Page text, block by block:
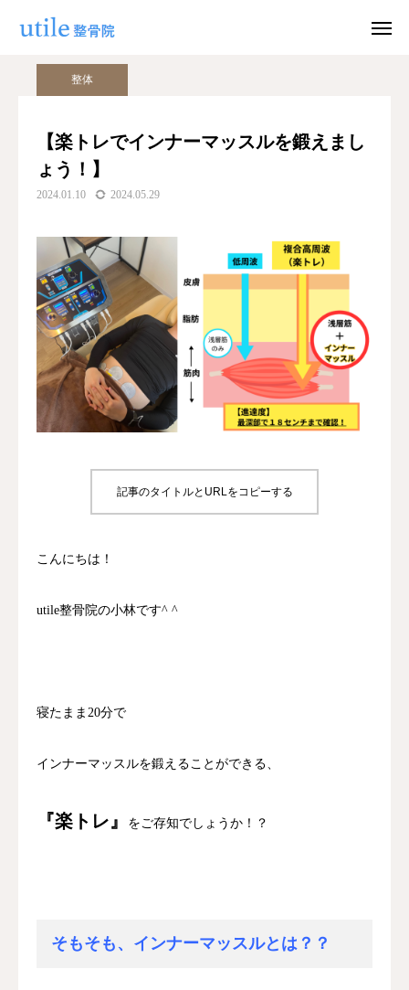
ブログ
整体
【楽トレでインナーマッスルを鍛えまし
ょう！】
2024.01.10 2024.05.29
記事のタイトルとURLをコピーする
こんにちは！
utile整骨院の小林です^ ^
寝たまま20分で
インナーマッスルを鍛えることができる、
『楽トレ』 をご存知でしょうか！？
そもそも、インナーマッスルとは？？
公式LINE
施術紹介
院長紹介
適応症状